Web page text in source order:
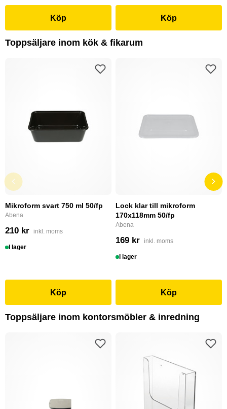
Köp Köp
Toppsäljare inom kök & fikarum
Mikroform svart 750 ml 50/fp
Abena
210 kr inkl. moms
I lager
Köp
Lock klar till mikroform
170x118mm 50/fp
Abena
169 kr inkl. moms
I lager
Köp
Toppsäljare inom kontorsmöbler & inredning